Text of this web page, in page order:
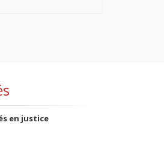
en justice